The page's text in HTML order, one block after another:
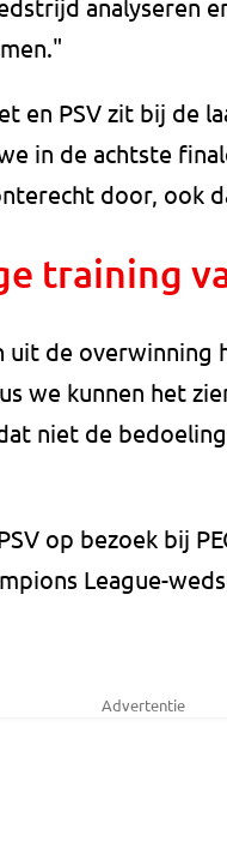
analyseren
en PSV zit bij de
in de achtste
door, ook
training
de overwinning
we kunnen het
niet de
op bezoek bij
League-
Advertentie